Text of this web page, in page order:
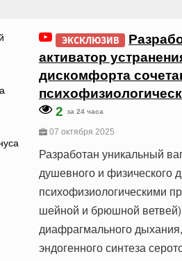
ЭКСКЛЮЗИВ
активатор
дискомфорта
2 за 24 часа
07 октября 2025
Разработан уникальный
душевного и физического
психофизиологическими
шейной и брюшной
диафрагмального
эндогенного синтеза